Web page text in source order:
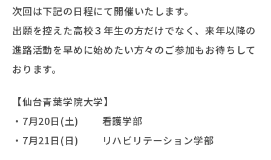
次回は下記の日程にて開催いたします。
出願を控えた高校３年生の方だけでなく、来年以降の
進路活動を早めに始めたい方々のご参加もお待ちして
おります。
【仙台青葉学院大学】
・7月20日(土) 看護学部
・7月21日(日) リハビリテーション学部